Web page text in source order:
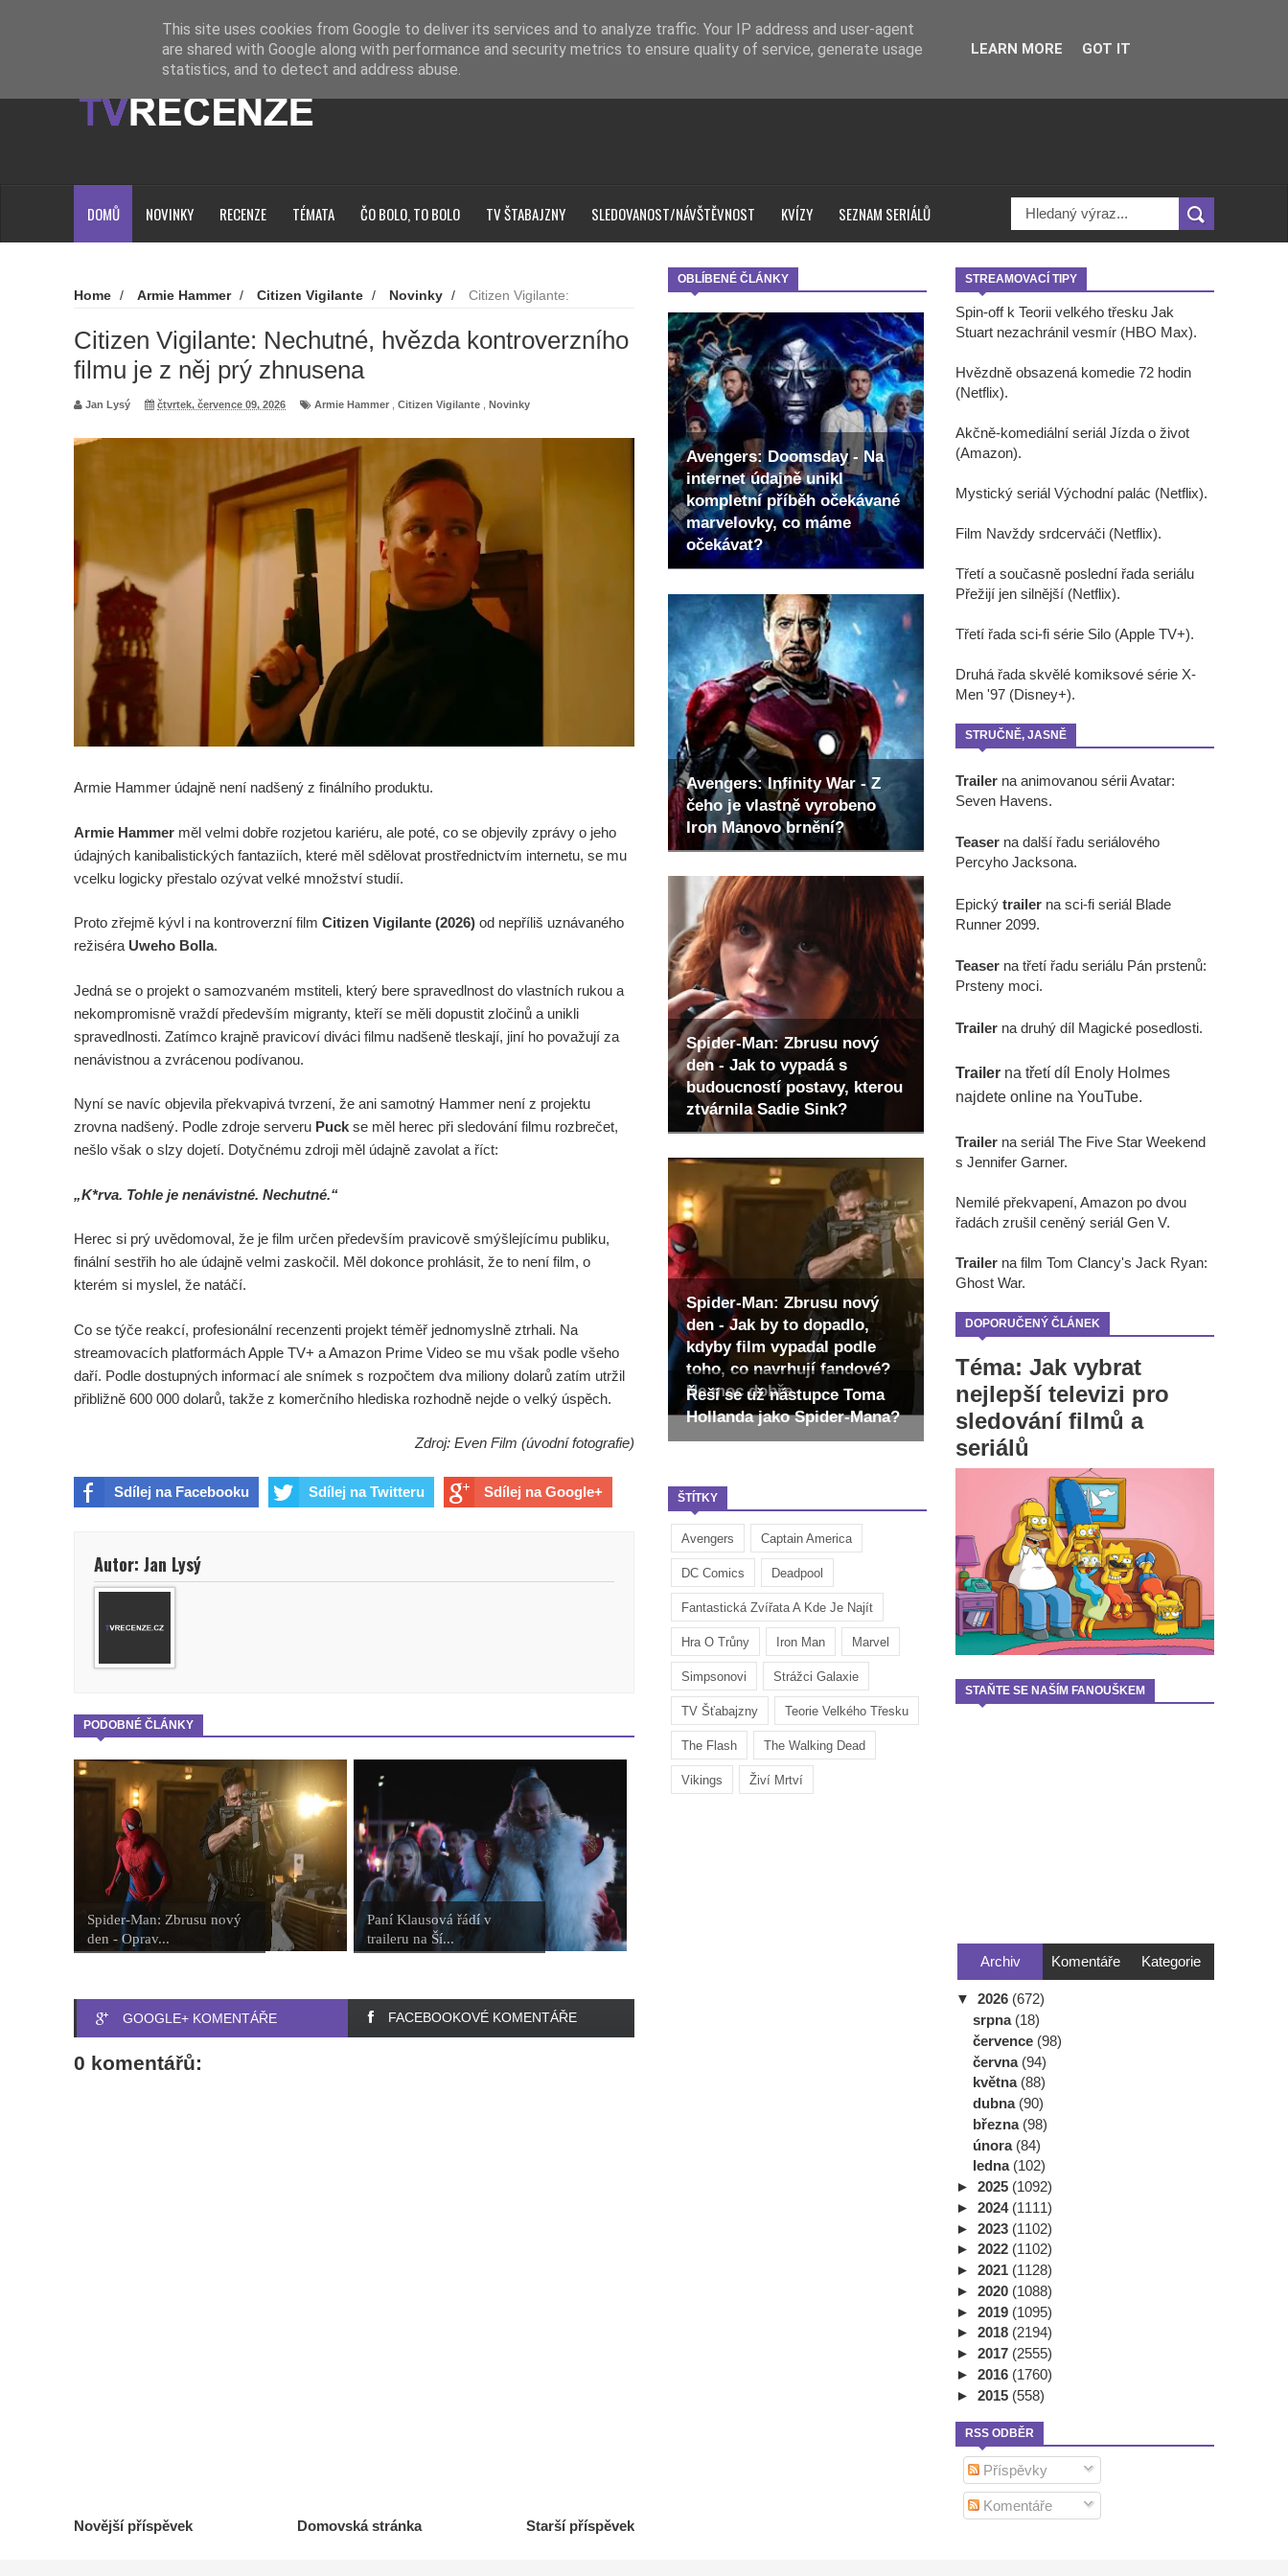
Loading...
DOMŮ NOVINKY RECENZE TÉMATA ČO BOLO, TO BOLO TV ŠTABAJZNY SLEDOVANOST/NÁVŠTĚVNOST KVÍZY SEZNAM SERIÁLŮ
OBLÍBENÉ ČLÁNKY
Avengers: Doomsday - Na
internet údajně unikl
kompletní příběh očekávané
marvelovky, co máme
očekávat?
Avengers: Infinity War - Z
čeho je vlastně vyrobeno
Iron Manovo brnění?
Spider-Man: Zbrusu nový
den - Jak to vypadá s
budoucností postavy, kterou
ztvárnila Sadie Sink?
Spider-Man: Zbrusu nový
den - Jak by to dopadlo,
kdyby film vypadal podle
toho, co navrhují fandové?
Ne moc dobře
Řeší se už nástupce Toma
Hollanda jako Spider-Mana?
ŠTÍTKY
Avengers Captain America
DC Comics Deadpool
Fantastická Zvířata A Kde Je Najít
Hra O Trůny Iron Man Marvel
Simpsonovi Strážci Galaxie
TV Šťabajzny Teorie Velkého Třesku
The Flash The Walking Dead
Vikings Živí Mrtví
Home / Armie Hammer / Citizen Vigilante / Novinky /
Citizen Vigilante:
Citizen Vigilante: Nechutné, hvězda kontroverzního
filmu je z něj prý zhnusena
Jan Lysý čtvrtek, července 09, 2026 Armie Hammer Citizen Vigilante Novinky
Armie Hammer údajně není nadšený z finálního produktu.
Armie Hammer měl velmi dobře rozjetou kariéru, ale poté, co se objevily zprávy o jeho
údajných kanibalistických fantaziích, které měl sdělovat prostřednictvím internetu, se mu
vcelku logicky přestalo ozývat velké množství studií.
Proto zřejmě kývl i na kontroverzní film Citizen Vigilante (2026) od nepříliš uznávaného
režiséra Uweho Bolla.
Jedná se o projekt o samozvaném mstiteli, který bere spravedlnost do vlastních rukou a
nekompromisně vraždí především migranty, kteří se měli dopustit zločinů a unikli
spravedlnosti. Zatímco krajně pravicoví diváci filmu nadšeně tleskají, jiní ho považují za
nenávistnou a zvrácenou podívanou.
Nyní se navíc objevila překvapivá tvrzení, že ani samotný Hammer není z projektu
zrovna nadšený. Podle zdroje serveru Puck se měl herec při sledování filmu rozbrečet,
nešlo však o slzy dojetí. Dotyčnému zdroji měl údajně zavolat a říct:
„K*rva. Tohle je nenávistné. Nechutné.“
Herec si prý uvědomoval, že je film určen především pravicově smýšlejícímu publiku,
finální sestřih ho ale údajně velmi zaskočil. Měl dokonce prohlásit, že to není film, o
kterém si myslel, že natáčí.
Co se týče reakcí, profesionální recenzenti projekt téměř jednomyslně ztrhali. Na
streamovacích platformách Apple TV+ a Amazon Prime Video se mu však podle všeho
daří. Podle dostupných informací ale snímek s rozpočtem dva miliony dolarů zatím utržil
přibližně 600 000 dolarů, takže z komerčního hlediska rozhodně nejde o velký úspěch.
Zdroj: Even Film (úvodní fotografie)
Sdílej na Facebooku Sdílej na Twitteru Sdílej na Google+
Autor: Jan Lysý
PODOBNÉ ČLÁNKY
Spider-Man: Zbrusu nový
den - Oprav...
Paní Klausová řádí v
traileru na Ší...
GOOGLE+ KOMENTÁŘE FACEBOOKOVÉ KOMENTÁŘE
0 komentářů:
Novější příspěvek Starší příspěvek
Domovská stránka
STREAMOVACÍ TIPY
Spin-off k Teorii velkého třesku Jak
Stuart nezachránil vesmír (HBO Max).
Hvězdně obsazená komedie 72 hodin
(Netflix).
Akčně-komediální seriál Jízda o život
(Amazon).
Mystický seriál Východní palác (Netflix).
Film Navždy srdcerváči (Netflix).
Třetí a současně poslední řada seriálu
Přežijí jen silnější (Netflix).
Třetí řada sci-fi série Silo (Apple TV+).
Druhá řada skvělé komiksové série X-
Men '97 (Disney+).
STRUČNĚ, JASNĚ
Trailer na animovanou sérii Avatar:
Seven Havens.
Teaser na další řadu seriálového
Percyho Jacksona.
Epický trailer na sci-fi seriál Blade
Runner 2099.
Teaser na třetí řadu seriálu Pán prstenů:
Prsteny moci.
Trailer na druhý díl Magické posedlosti.
Trailer na třetí díl Enoly Holmes
najdete online na YouTube.
Trailer na seriál The Five Star Weekend
s Jennifer Garner.
Nemilé překvapení, Amazon po dvou
řadách zrušil ceněný seriál Gen V.
Trailer na film Tom Clancy's Jack Ryan:
Ghost War.
DOPORUČENÝ ČLÁNEK
Téma: Jak vybrat
nejlepší televizi pro
sledování filmů a
seriálů
STAŇTE SE NAŠÍM FANOUŠKEM
Archiv Komentáře Kategorie
▼ 2026 (672)
srpna (18)
července (98)
června (94)
května (88)
dubna (90)
března (98)
února (84)
ledna (102)
► 2025 (1092)
► 2024 (1111)
► 2023 (1102)
► 2022 (1102)
► 2021 (1128)
► 2020 (1088)
► 2019 (1095)
► 2018 (2194)
► 2017 (2555)
► 2016 (1760)
► 2015 (558)
RSS ODBĚR
Příspěvky
Komentáře
This site uses cookies from Google to deliver its services and to analyze traffic. Your IP address and user-agent
are shared with Google along with performance and security metrics to ensure quality of service, generate usage
statistics, and to detect and address abuse.
LEARN MORE GOT IT